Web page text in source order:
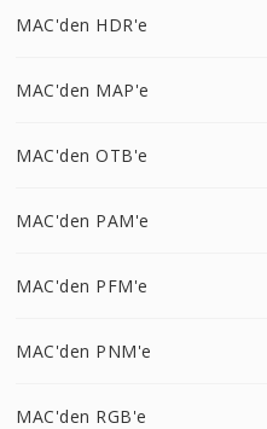
MAC'den HDR'e
MAC'den MAP'e
MAC'den OTB'e
MAC'den PAM'e
MAC'den PFM'e
MAC'den PNM'e
MAC'den RGB'e